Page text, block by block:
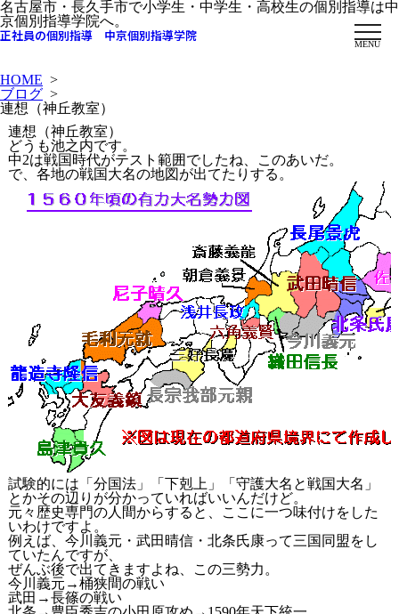
名古屋市・長久手市で小学生・中学生・高校生の個別指導は中
京個別指導学院へ。
正社員の個別指導 中京個別指導学院
MENU
HOME >
ブログ >
連想（神丘教室）
連想（神丘教室）
どうも池之内です。
中2は戦国時代がテスト範囲でしたね、このあいだ。
で、各地の戦国大名の地図が出てたりする。
試験的には「分国法」「下剋上」「守護大名と戦国大名」
とかその辺りが分かっていればいいんだけど。
元々歴史専門の人間からすると、ここに一つ味付けをした
いわけですよ。
例えば、今川義元・武田晴信・北条氏康って三国同盟をし
ていたんですが、
ぜんぶ後で出てきますよね、この三勢力。
今川義元→桶狭間の戦い
武田→長篠の戦い